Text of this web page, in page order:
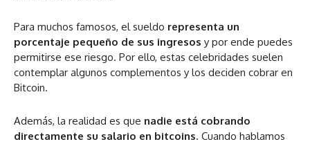
Para muchos famosos, el sueldo representa un
porcentaje pequeño de sus ingresos y por ende puedes
permitirse ese riesgo. Por ello, estas celebridades suelen
contemplar algunos complementos y los deciden cobrar en
Bitcoin.
Además, la realidad es que nadie está cobrando
directamente su salario en bitcoins. Cuando hablamos